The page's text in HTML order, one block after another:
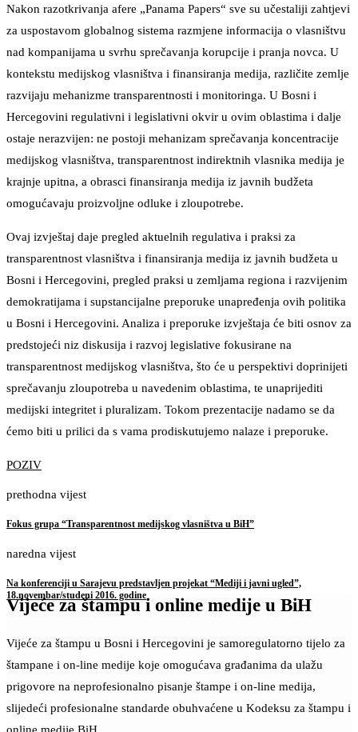
Nakon razotkrivanja afere „Panama Papers“ sve su učestaliji zahtjevi
za uspostavom globalnog sistema razmjene informacija o vlasništvu
nad kompanijama u svrhu sprečavanja korupcije i pranja novca. U
kontekstu medijskog vlasništva i finansiranja medija, različite zemlje
razvijaju mehanizme transparentnosti i monitoringa. U Bosni i
Hercegovini regulativni i legislativni okvir u ovim oblastima i dalje
ostaje nerazvijen: ne postoji mehanizam sprečavanja koncentracije
medijskog vlasništva, transparentnost indirektnih vlasnika medija je
krajnje upitna, a obrasci finansiranja medija iz javnih budžeta
omogućavaju proizvoljne odluke i zloupotrebe.
Ovaj izvještaj daje pregled aktuelnih regulativa i praksi za
transparentnost vlasništva i finansiranja medija iz javnih budžeta u
Bosni i Hercegovini, pregled praksi u zemljama regiona i razvijenim
demokratijama i supstancijalne preporuke unapređenja ovih politika
u Bosni i Hercegovini. Analiza i preporuke izvještaja će biti osnov za
predstojeći niz diskusija i razvoj legislative fokusirane na
transparentnost medijskog vlasništva, što će u perspektivi doprinijeti
sprečavanju zloupotreba u navedenim oblastima, te unaprijediti
medijski integritet i pluralizam. Tokom prezentacije nadamo se da
ćemo biti u prilici da s vama prodiskutujemo nalaze i preporuke.
POZIV
prethodna vijest
Fokus grupa “Transparentnost medijskog vlasništva u BiH”
naredna vijest
Na konferenciji u Sarajevu predstavljen projekat “Mediji i javni ugled”,
18.novembar/studeni 2016. godine
Vijeće za štampu i online medije u BiH
Vijeće za štampu u Bosni i Hercegovini je samoregulatorno tijelo za
štampane i on-line medije koje omogućava građanima da ulažu
prigovore na neprofesionalno pisanje štampe i on-line medija,
slijedeći profesionalne standarde obuhvaćene u Kodeksu za štampu i